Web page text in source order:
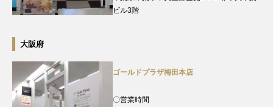
ビル3階
大阪府
ゴールドプラザ梅田本店
〇営業時間